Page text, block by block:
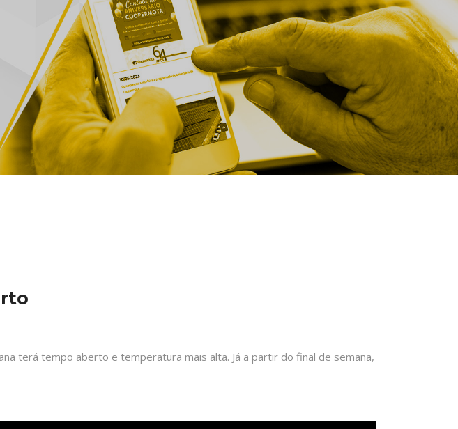
terá tempo aberto e temperatura mais alta. Já a partir do final de semana,